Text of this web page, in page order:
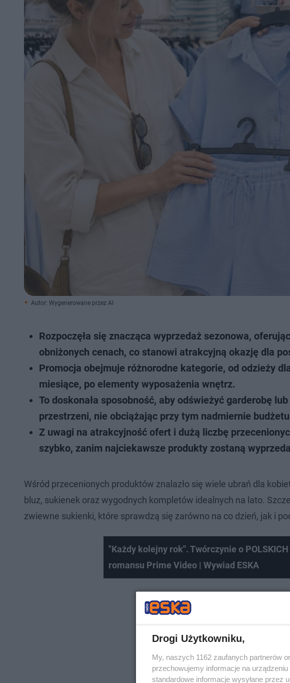
Autor: Wygenerowane przez AI
Rozpoczęła się znacząca wyprzedaż sezonowa,
obniżonych cenach, co stanowi atrakcyjną okazję dla
Promocja obejmuje różnorodne kategorie, od odzieży
miesiące, po elementy wyposażenia wnętrz.
To doskonała sposobność, aby odświeżyć garderobę
przestrzeni, nie obciążając przy tym nadmiernie
Z uwagi na atrakcyjność ofert i dużą liczbę
szybko, zanim najciekawsze produkty zostaną
Wśród przecenionych produktów znalazło się wiele ubrań dla
bluz, sukienek oraz wygodnych kompletów idealnych na lato.
zwiewne sukienki, które sprawdzą się zarówno na co dzień, jak i
"Każdy kolejny rok". Twórczynie o POLSKICH
romansu Prime Video | Wywiad ESKA
Drogi Użytkowniku,
My, naszych 1162 zaufanych partnerów
przechowujemy informacje na
standardowe informacje wysyłane przez